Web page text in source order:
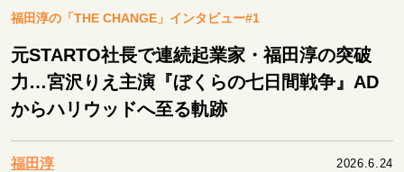
キャリア・働き方
大人の学び直し
ファーストキャリアを拓く
夢を掴む選択
福田淳の「THE CHANGE」インタビュー#1
元STARTO社長で連続起業家・福田淳の突破
力…宮沢りえ主演『ぼくらの七日間戦争』AD
からハリウッドへ至る軌跡
福田淳 2026.6.24